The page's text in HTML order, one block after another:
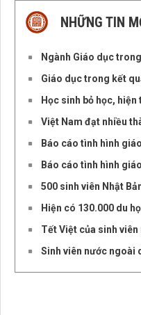
NHỮNG TIN
Ngành Giáo dục
Giáo dục trong kết
Học sinh bỏ học,
Việt Nam đạt nhiều
Báo cáo tình hình
Báo cáo tình hình
500 sinh viên Nhật
Hiện có 130.000 du
Tết Việt của sinh
Sinh viên nước ngoài